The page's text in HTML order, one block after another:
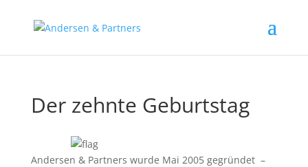
Der zehnte Geburtstag
Andersen & Partners wurde Mai 2005 gegründet –